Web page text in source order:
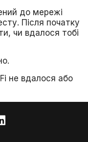
до мережі
Після початку
чи вдалося тобі
не вдалося або